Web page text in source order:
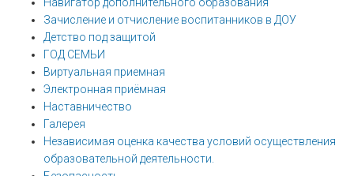
Зачисление и отчисление воспитанников в ДОУ
Детство под защитой
ГОД СЕМЬИ
Виртуальная приемная
Электронная приёмная
Наставничество
Галерея
Независимая оценка качества условий осуществления
образовательной деятельности.